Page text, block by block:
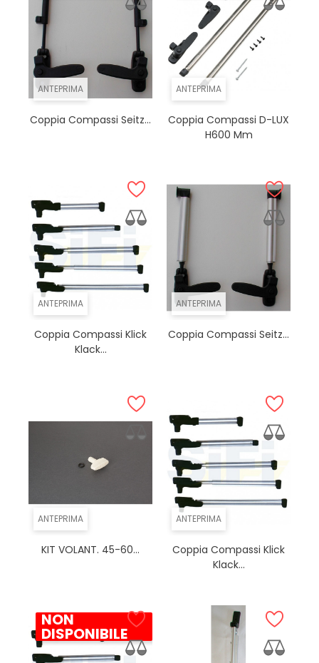
ANTEPRIMA
Coppia Compassi Seitz...
ANTEPRIMA
Coppia Compassi D-LUX
H600 Mm
ANTEPRIMA
Coppia Compassi Klick
Klack...
ANTEPRIMA
Coppia Compassi Seitz...
ANTEPRIMA
KIT VOLANT. 45-60...
ANTEPRIMA
Coppia Compassi Klick
Klack...
NON
DISPONIBILE